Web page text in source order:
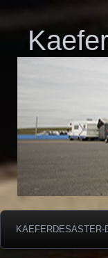
KAEFERDESASTER-